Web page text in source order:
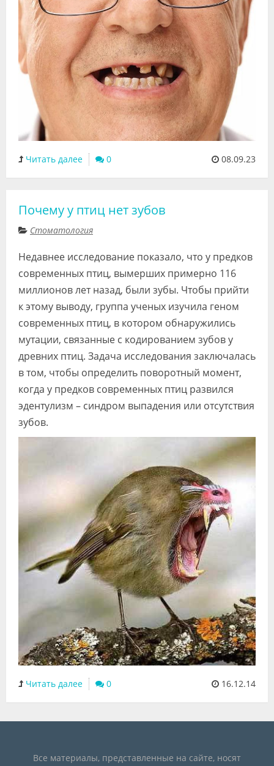
Читать далее 0 08.09.23
Почему у птиц нет зубов
Стоматология
Недавнее исследование показало, что у предков
современных птиц, вымерших примерно 116
миллионов лет назад, были зубы. Чтобы прийти
к этому выводу, группа ученых изучила геном
современных птиц, в котором обнаружились
мутации, связанные с кодированием зубов у
древних птиц. Задача исследования заключалась
в том, чтобы определить поворотный момент,
когда у предков современных птиц развился
эдентулизм – синдром выпадения или отсутствия
зубов.
Читать далее 0 16.12.14
Все материалы, представленные на сайте, носят